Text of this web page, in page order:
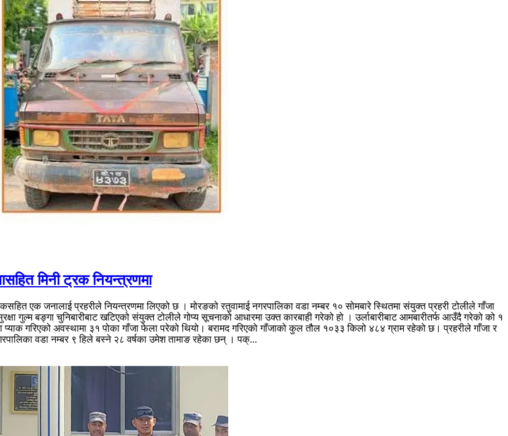
मिनी ट्रक नियन्त्रणमा
एक जनालाई प्रहरीले नियन्त्रणमा लिएको छ । मोरङको रतुवामाई नगरपालिका वडा नम्बर १० सोमबारे स्थितमा संयुक्त प्रहरी टोलीले गाँजा
गुल्म बङ्गा चुनिबारीबाट खटिएको संयुक्त टोलीले गोप्य सूचनाको आधारमा उक्त कारबाही गरेको हो । उर्लाबारीबाट आमबारीतर्फ आउँदै गरेको को १
प्याक गरिएको अवस्थामा ३१ पोका गाँजा फेला परेको थियो। बरामद गरिएको गाँजाको कुल तौल १०३३ किलो ४८४ ग्राम रहेको छ। प्रहरीले गाँजा र
वडा नम्बर ९ हिले बस्ने २८ वर्षका उमेश तामाङ रहेका छन् । पक्...